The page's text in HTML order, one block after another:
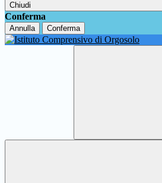
Chiudi
Conferma
Annulla Conferma